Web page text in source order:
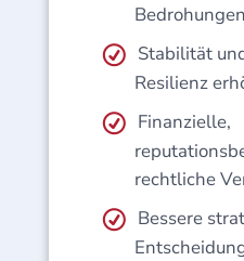
Stabilität
Resilienz
Finanzielle,
rechtliche
Bessere